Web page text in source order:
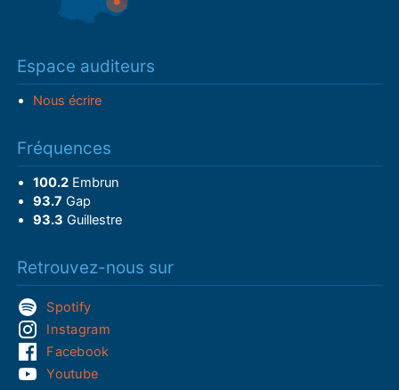
Espace auditeurs
Nous écrire
Fréquences
100.2Embrun
93.7 Gap
93.3 Guillestre
Retrouvez-nous sur
Spotify
Instagram
Facebook
Youtube